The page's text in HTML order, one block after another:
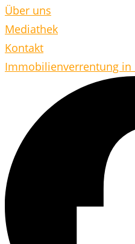
Über uns
Mediathek
Kontakt
Immobilienverrentung in